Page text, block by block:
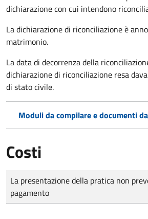
dichiarazione con cui intendono
La dichiarazione di riconciliazione è
matrimonio.
La data di decorrenza della
dichiarazione di riconciliazione resa
di stato civile.
Moduli da compilare e documenti
Costi
Tipo di pagamento
Importo
La presentazione della pratica non
pagamento